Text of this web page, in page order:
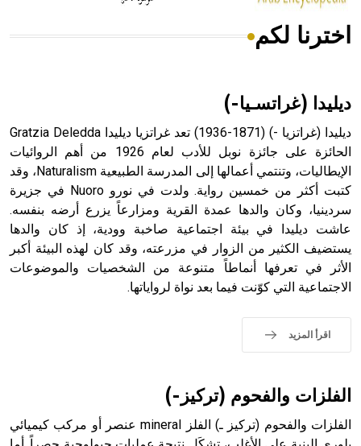
هل تعلم أن الأبسيد كلمة فرنسية اللفظ تم اعتمادها مصطلحاً
- هل تعلم أن أبجر Abgar اسم معروف جيداً يعود إلى عدد من
الملوك الذين حكموا مدينة إديسا (الرها) من أبجر الأول وحتى
التاسع، وهم ينتسبون إلى أسرة أوسروين
حيث تقتصر القيمة الصوتية للعلامة الك
اخترنا لكم
ديليدا (غراتسـيا-)
ديليدا (غراتزيا -) (1871-1936) تعد غراتزيا ديليدا Gratzia Deledda
الحائزة على جائزة نوبل للأدب لعام 1926 من أهم الروائيات
الإيطاليات، وتنتمي أعمالها إلى المدرسة الطبيعية Naturalism، وقد
كتبت أكثر من خمسين رواية. ولدت في نورو Nuoro في جزيرة
سردينيا، وكان والدها عمدة القرية ومزارعاً يزرع أرضه بنفسه.
عاشت ديليدا في بيئة اجتماعية صاخبة وودية، إذ كان والدها
يستضيف الكثير من الزوار في مزرعته، وقد كان لهذه البيئة أكبر
الأثر في تعرفها أنماطاً متنوعة من الشخصيات والموضوعات
الاجتماعية التي كوّنت فيما بعد نواة لرواياتها.
اقرأ المزيد
الفلزات والفحوم (تركيز-)
الفلزات والفحوم (تركيز ـ) الفلز mineral عنصر أو مركب كيميائي